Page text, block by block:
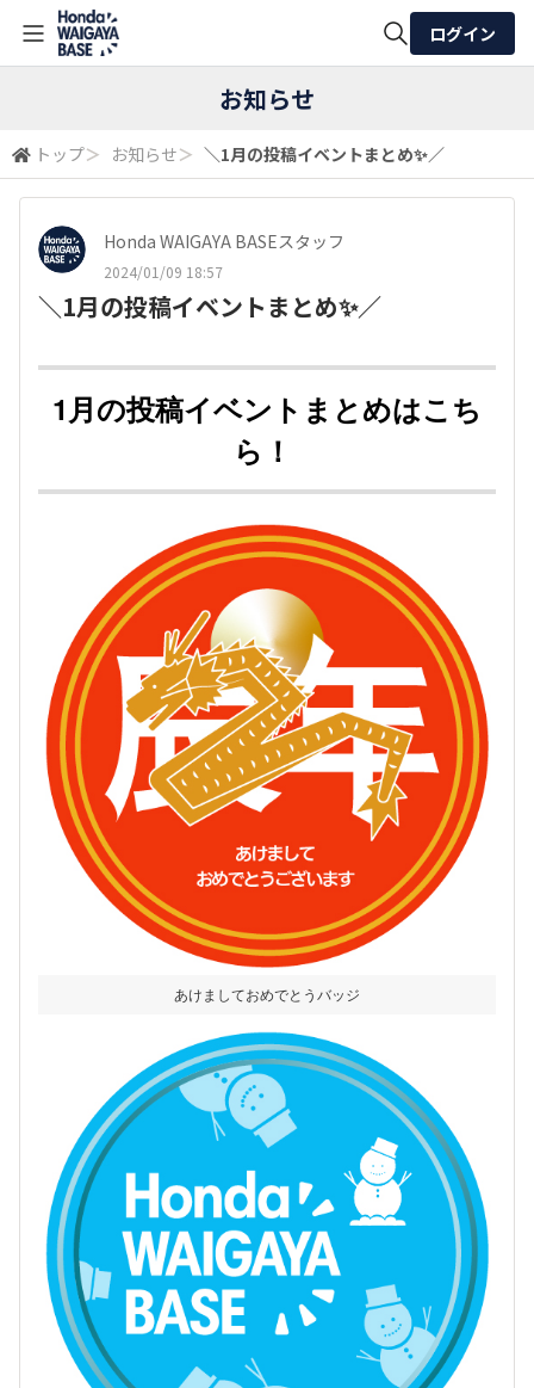
検索
ログイン
お知らせ
トップ＞ お知らせ＞ ＼1月の投稿イベントまとめ✨／​
Honda WAIGAYA BASEスタッフ
2024/01/09 18:57
＼1月の投稿イベントまとめ✨／​
1月の投稿イベントまとめはこち
ら！ ​​
あけましておめでとうバッジ